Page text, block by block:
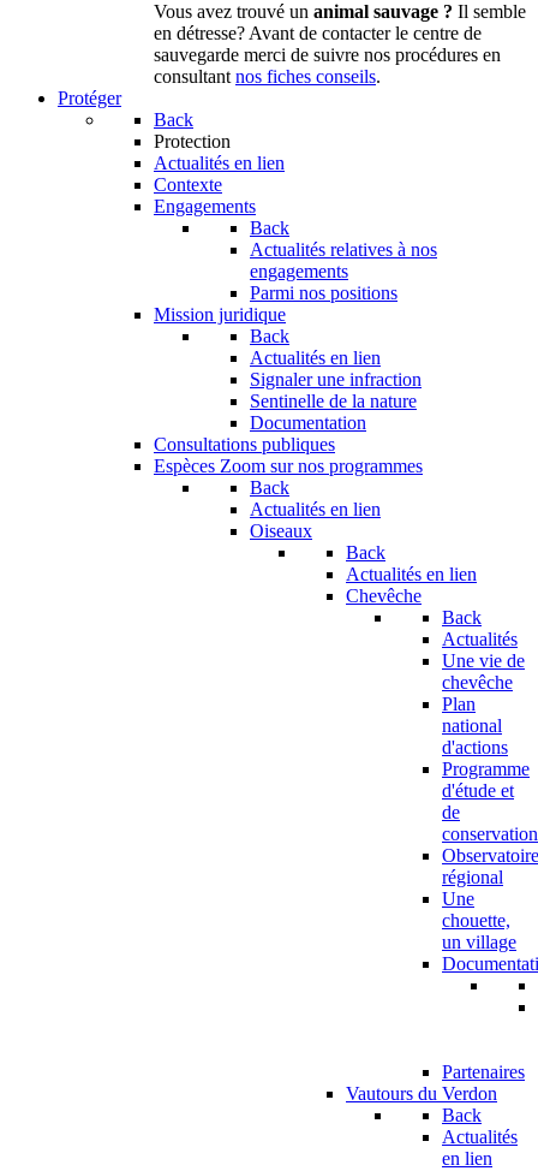
Vous avez trouvé un animal sauvage ? Il semble
en détresse? Avant de contacter le centre de
sauvegarde merci de suivre nos procédures en
consultantnos fiches conseils.
Protéger
Back
Protection
Actualités en lien
Contexte
Engagements
Back
Actualités relatives à nos
engagements
Parmi nos positions
Mission juridique
Back
Actualités en lien
Signaler une infraction
Sentinelle de la nature
Documentation
Consultations publiques
Espèces Zoom sur nos programmes
Back
Actualités en lien
Oiseaux
Back
Actualités en lien
Chevêche
Back
Actualités
Une vie de
chevêche
Plan
national
d'actions
Programme
d'étude et
de
conservation
Observatoire
régional
Une
chouette,
un village
Partenaires
Vautours du Verdon
Back
Actualités
en lien